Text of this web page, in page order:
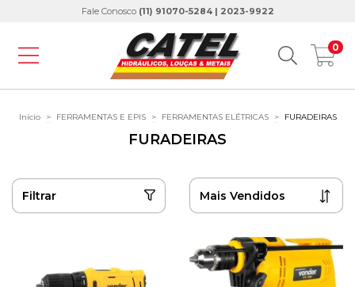
Fale Conosco (11) 91070-5284 | 2023-9922
0
Início > FERRAMENTAS E EPIS > FERRAMENTAS ELÉTRICAS > FURADEIRAS
FURADEIRAS
Filtrar